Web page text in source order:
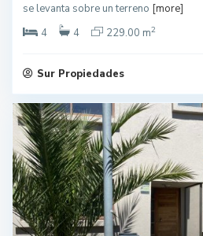
se levanta sobre un terreno [more]
4
4 229.00 m2
Sur Propiedades